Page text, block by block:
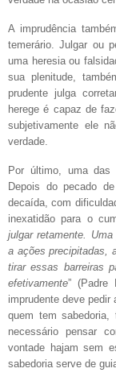
A imprudência
temerário. Julgar ou
uma heresia ou
sua plenitude,
prudente julga
herege é capaz de
subjetivamente ele
verdade.
Por último, uma das
Depois do pecado
decaída, com
inexatidão para o
julgar retamente.
a ações precipitadas,
tirar essas barreiras
efetivamente” (Padre
imprudente deve
quem tem
necessário pensar
vontade hajam sem
sabedoria serve de